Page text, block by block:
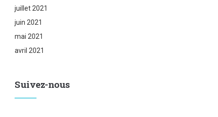
juillet 2021
juin 2021
mai 2021
avril 2021
Suivez-nous